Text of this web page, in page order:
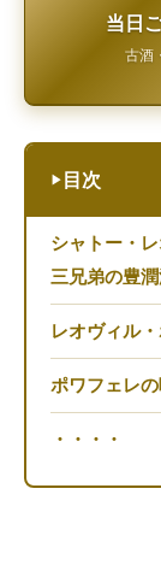
当日
古酒
▶ 目次
シャトー・
三兄弟の豊
レオヴィル
ポワフェレ
・・・・